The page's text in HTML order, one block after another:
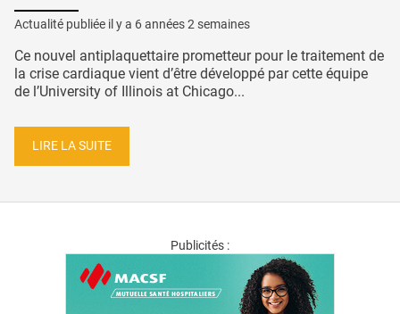
Actualité publiée il y a 6 années 2 semaines
Ce nouvel antiplaquettaire prometteur pour le traitement de
la crise cardiaque vient d’être développé par cette équipe
de l’University of Illinois at Chicago...
LIRE LA SUITE
Publicités :